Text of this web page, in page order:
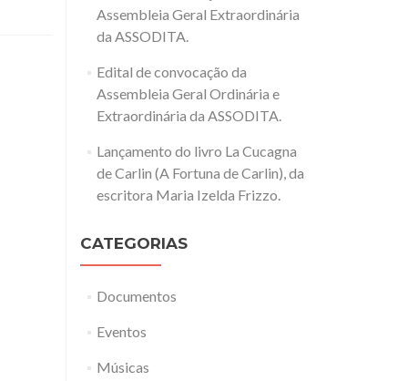
Assembleia Geral Extraordinária
da ASSODITA.
Edital de convocação da
Assembleia Geral Ordinária e
Extraordinária da ASSODITA.
Lançamento do livro La Cucagna
de Carlin (A Fortuna de Carlin), da
escritora Maria Izelda Frizzo.
CATEGORIAS
Documentos
Eventos
Músicas